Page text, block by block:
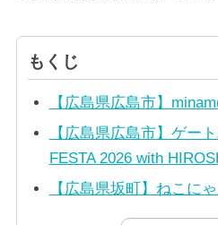
もくじ
【広島県広島市】
【広島県広島市】ゲー
FESTA 2026 with
【広島県坂町】ねこに